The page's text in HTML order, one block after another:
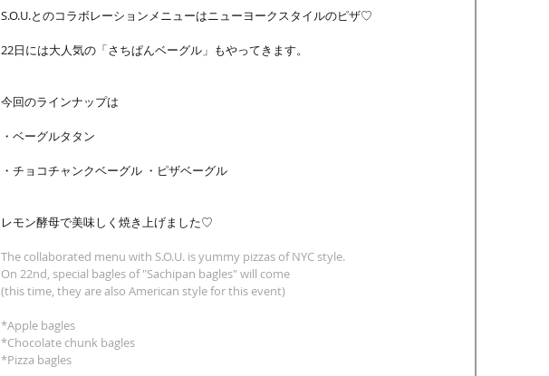
S.O.U.とのコラボレーションメニューはニューヨークスタイルのピザ♡
22日には大人気の「さちぱんベーグル」もやってきます。
今回のラインナップは
・ベーグルタタン
・チョコチャンクベーグル ・ピザベーグル
レモン酵母で美味しく焼き上げました♡
The collaborated menu with S.O.U. is yummy pizzas of NYC style.
On 22nd, special bagles of "Sachipan bagles" will come
(this time, they are also American style for this event)
*Apple bagles
*Chocolate chunk bagles
*Pizza bagles